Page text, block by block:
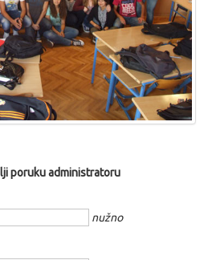
poruku administratoru
nužno